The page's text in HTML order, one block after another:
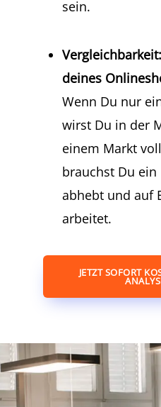
sein.
deines
Wenn Du nur
wirst Du in der
einem Markt
brauchst Du
abhebt und auf
arbeitet.
JETZT SOFORT